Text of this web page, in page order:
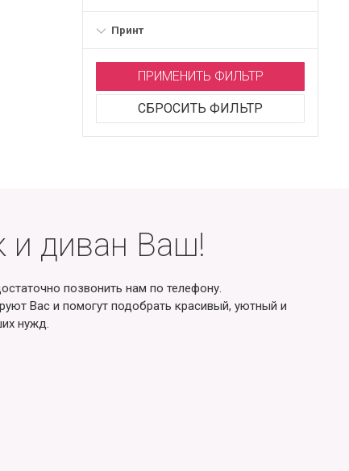
Принт
ПРИМЕНИТЬ ФИЛЬТР
СБРОСИТЬ ФИЛЬТР
и диван Ваш!
позвонить нам по телефону.
Вас и помогут подобрать красивый, уютный и
нужд.